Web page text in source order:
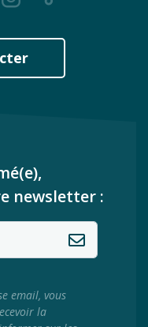
newsletter :
email, vous
la